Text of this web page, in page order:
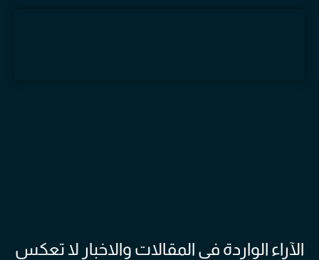
الآراء الواردة في المقالات والاخبار لا تعكس